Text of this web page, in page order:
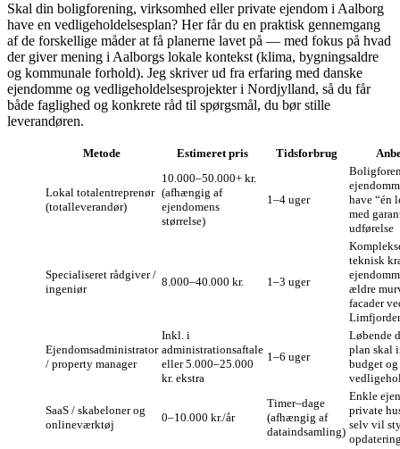
Skal din boligforening, virksomhed eller private ejendom i Aalborg
have en vedligeholdelsesplan? Her får du en praktisk gennemgang
af de forskellige måder at få planerne lavet på — med fokus på hvad
der giver mening i Aalborgs lokale kontekst (klima, bygningsaldre
og kommunale forhold). Jeg skriver ud fra erfaring med danske
ejendomme og vedligeholdelsesprojekter i Nordjylland, så du får
både faglighed og konkrete råd til spørgsmål, du bør stille
leverandøren.
Metode Estimeret pris Tidsforbrug
Lokal totalentreprenør
(totalleverandør)
10.000–50.000+ kr.
(afhængig af
ejendomens
størrelse)
1–4 uger
have “én
med
udførelse
Specialiseret rådgiver /
ingeniør
8.000–40.000 kr. 1–3 uger
teknisk
ældre
facader
Ejendomsadministrator
/ property manager
Inkl. i
administrationsaftale
eller 5.000–25.000
kr. ekstra
1–6 uger
Løbende
plan skal
budget og
SaaS / skabeloner og
onlineværktøj
0–10.000 kr./år
Timer–dage
(afhængig af
dataindsamling)
Enkle
private
selv vil